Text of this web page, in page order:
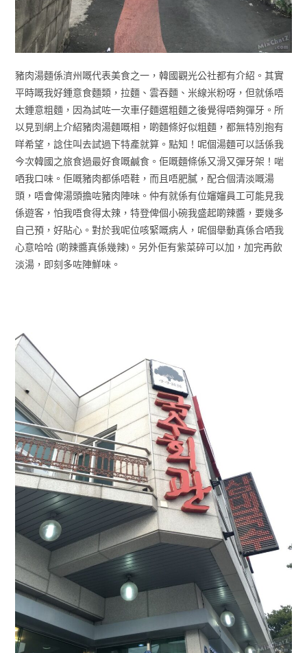
豬肉湯麵係濟州嘅代表美食之一，韓國觀光公社都有介紹。其實
平時嘅我好鍾意食麵類，拉麵、雲吞麵、米線米粉呀，但就係唔
太鍾意粗麵，因為試咗一次車仔麵選粗麵之後覺得唔夠彈牙。所
以見到網上介紹豬肉湯麵嘅相，啲麵條好似粗麵，都無特別抱有
咩希望，諗住叫去試過下特產就算。點知！呢個湯麵可以話係我
今次韓國之旅食過最好食嘅鹹食。佢嘅麵條係又滑又彈牙架！啱
哂我口味。佢嘅豬肉都係唔鞋，而且唔肥膩，配合個清淡嘅湯
頭，唔會俾湯頭擔咗豬肉陣味。仲有就係有位嬸嬸員工可能見我
係遊客，怕我唔食得太辣，特登俾個小碗我盛起啲辣醬，要幾多
自己預，好貼心。對於我呢位咳緊嘅病人，呢個舉動真係合哂我
心意哈哈 (啲辣醬真係幾辣)。另外佢有紫菜碎可以加，加完再飲
淡湯，即刻多咗陣鮮味。